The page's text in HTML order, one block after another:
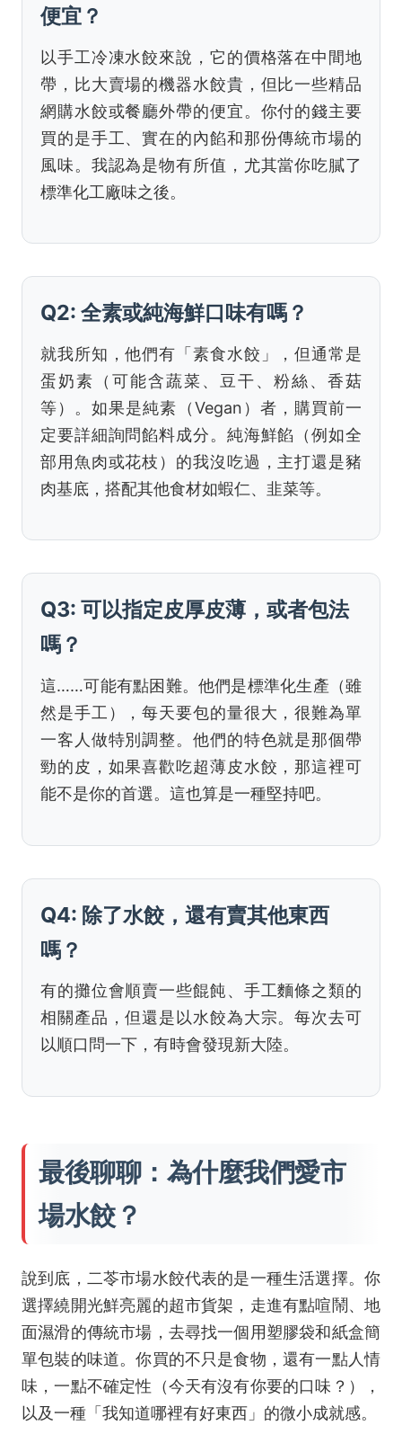
便宜？
以手工冷凍水餃來說，它的價格落在中間地
帶，比大賣場的機器水餃貴，但比一些精品
網購水餃或餐廳外帶的便宜。你付的錢主要
買的是手工、實在的內餡和那份傳統市場的
風味。我認為是物有所值，尤其當你吃膩了
標準化工廠味之後。
Q2: 全素或純海鮮口味有嗎？
就我所知，他們有「素食水餃」，但通常是
蛋奶素（可能含蔬菜、豆干、粉絲、香菇
等）。如果是純素（Vegan）者，購買前一
定要詳細詢問餡料成分。純海鮮餡（例如全
部用魚肉或花枝）的我沒吃過，主打還是豬
肉基底，搭配其他食材如蝦仁、韭菜等。
Q3: 可以指定皮厚皮薄，或者包法
嗎？
這……可能有點困難。他們是標準化生產（雖
然是手工），每天要包的量很大，很難為單
一客人做特別調整。他們的特色就是那個帶
勁的皮，如果喜歡吃超薄皮水餃，那這裡可
能不是你的首選。這也算是一種堅持吧。
Q4: 除了水餃，還有賣其他東西
嗎？
有的攤位會順賣一些餛飩、手工麵條之類的
相關產品，但還是以水餃為大宗。每次去可
以順口問一下，有時會發現新大陸。
最後聊聊：為什麼我們愛市
場水餃？
說到底，二苓市場水餃代表的是一種生活選擇。你
選擇繞開光鮮亮麗的超市貨架，走進有點喧鬧、地
面濕滑的傳統市場，去尋找一個用塑膠袋和紙盒簡
單包裝的味道。你買的不只是食物，還有一點人情
味，一點不確定性（今天有沒有你要的口味？），
以及一種「我知道哪裡有好東西」的微小成就感。